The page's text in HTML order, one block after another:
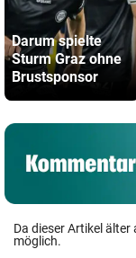
Darum spielte
Sturm Graz ohne
Brustsponsor
Da dieser Artikel
möglich.